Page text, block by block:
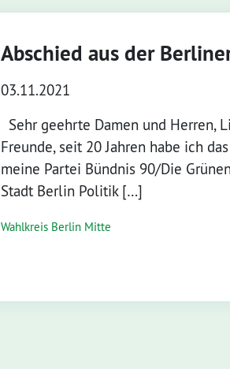
Abschied aus der
03.11.2021
Sehr geehrte Damen und Herren,
Freunde, seit 20 Jahren habe ich
meine Partei Bündnis 90/Die
Stadt Berlin Politik […]
Wahlkreis Berlin Mitte